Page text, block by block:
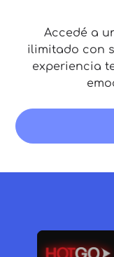
Accedé a
ilimitado con
experiencia